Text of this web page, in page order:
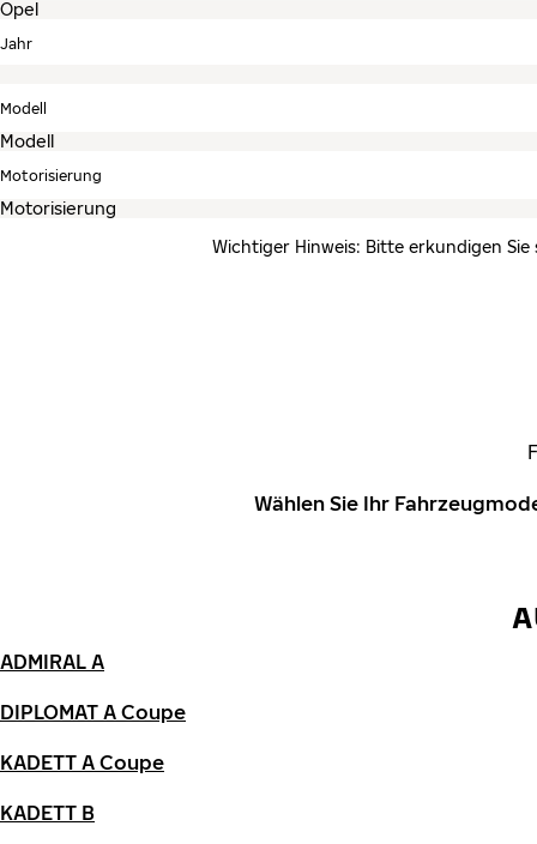
Jahr
Modell
Motorisierung
Wichtiger Hinweis: Bitte erkundigen
Wählen Sie Ihr
ADMIRAL A
DIPLOMAT A Coupe
KADETT A Coupe
KADETT B